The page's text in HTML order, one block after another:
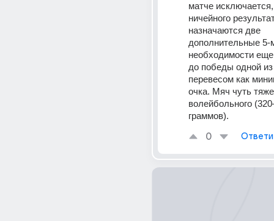
матче
ничейного
назначаются две
дополнительные 5-
необходимости
до победы одной
перевесом как
очка. Мяч чуть
волейбольного
граммов).
0